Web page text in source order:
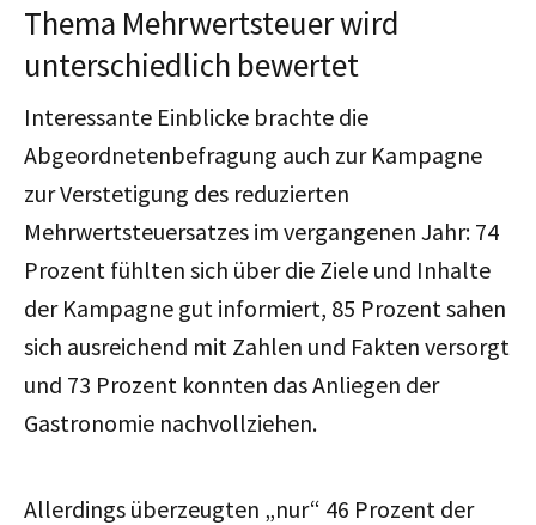
Thema Mehrwertsteuer wird
unterschiedlich bewertet
Interessante Einblicke brachte die
Abgeordnetenbefragung auch zur Kampagne
zur Verstetigung des reduzierten
Mehrwertsteuersatzes im vergangenen Jahr: 74
Prozent fühlten sich über die Ziele und Inhalte
der Kampagne gut informiert, 85 Prozent sahen
sich ausreichend mit Zahlen und Fakten versorgt
und 73 Prozent konnten das Anliegen der
Gastronomie nachvollziehen.
Allerdings überzeugten „nur“ 46 Prozent der